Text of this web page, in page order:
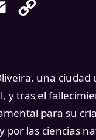
Email
una
y tras el
para su
las ciencias